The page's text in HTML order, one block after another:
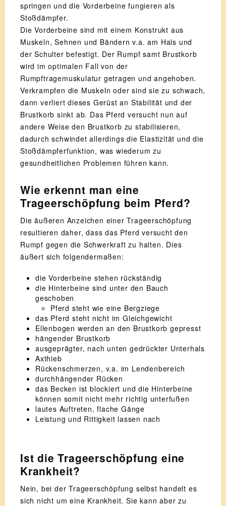
springen und die Vorderbeine fungieren als
Stoßdämpfer.
Die Vorderbeine sind mit einem Konstrukt aus
Muskeln, Sehnen und Bändern v.a. am Hals und
der Schulter befestigt. Der Rumpf samt Brustkorb
wird im optimalen Fall von der
Rumpftragemuskulatur getragen und angehoben.
Verkrampfen die Muskeln oder sind sie zu schwach,
dann verliert dieses Gerüst an Stabilität und der
Brustkorb sinkt ab. Das Pferd versucht nun auf
andere Weise den Brustkorb zu stabilisieren,
dadurch schwindet allerdings die Elastizität und die
Stoßdämpferfunktion, was wiederum zu
gesundheitlichen Problemen führen kann.
Wie erkennt man eine
Trageerschöpfung beim Pferd?
Die äußeren Anzeichen einer Trageerschöpfung
resultieren daher, dass das Pferd versucht den
Rumpf gegen die Schwerkraft zu halten. Dies
äußert sich folgendermaßen:
die Vorderbeine stehen rückständig
die Hinterbeine sind unter den Bauch
geschoben
Pferd steht wie eine Bergziege
das Pferd steht nicht im Gleichgewicht
Ellenbogen werden an den Brustkorb gepresst
hängender Brustkorb
ausgeprägter, nach unten gedrückter Unterhals
Axthieb
Rückenschmerzen, v.a. im Lendenbereich
durchhängender Rücken
das Becken ist blockiert und die Hinterbeine
können somit nicht mehr richtig unterfußen
lautes Auftreten, flache Gänge
Leistung und Rittigkeit lassen nach
Ist die Trageerschöpfung eine
Krankheit?
Nein, bei der Trageerschöpfung selbst handelt es
sich nicht um eine Krankheit. Sie kann aber zu